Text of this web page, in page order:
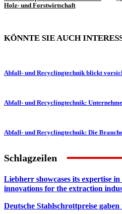
Holz- und Forstwirtschaft
KÖNNTE SIE AUCH
Abfall- und Recyclingtechnik blickt
Abfall- und Recyclingtechnik:
Abfall- und Recyclingtechnik: Die
Schlagzeilen
Liebherr showcases its expertise
innovations for the extraction
Deutsche Stahlschrottpreise